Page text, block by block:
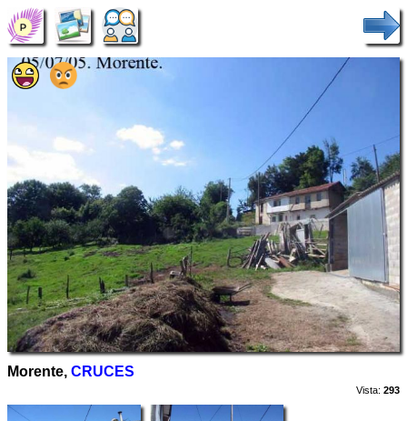
Morente, CRUCES
Vista: 293